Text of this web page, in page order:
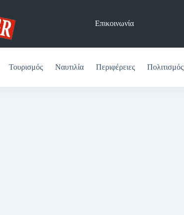
Επικοινωνία
Τουρισμός Ναυτιλία Περιφέρειες Πολιτισμός